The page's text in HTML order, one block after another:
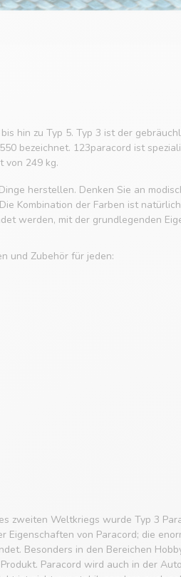
hin zu Typ 5. Typ 3 ist der
bezeichnet. 123paracord ist
von 249 kg.
herstellen. Denken Sie an
Kombination der Farben ist
werden, mit der grundlegenden
und Zubehör für jeden:
zweiten Weltkriegs wurde Typ 3
von Paracord; die
Besonders in den Bereichen
Paracord wird auch in der